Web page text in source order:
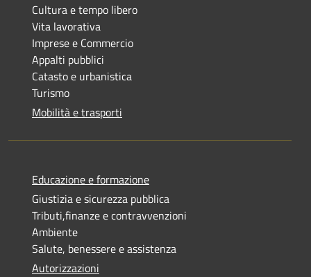
Cultura e tempo libero
Vita lavorativa
Imprese e Commercio
Appalti pubblici
Catasto e urbanistica
Turismo
Mobilità e trasporti
Educazione e formazione
Giustizia e sicurezza pubblica
Tributi,finanze e contravvenzioni
Ambiente
Salute, benessere e assistenza
Autorizzazioni